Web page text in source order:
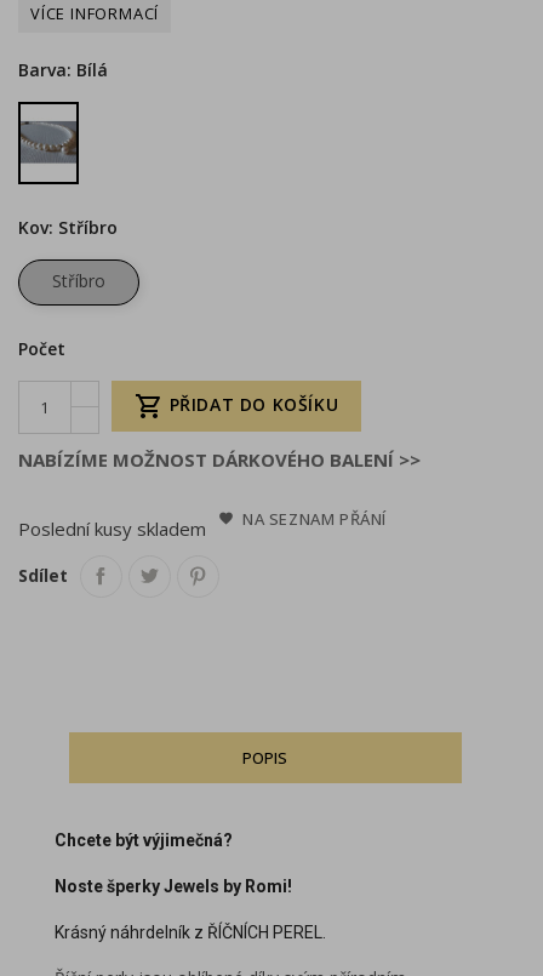
Barva: Bílá
Bílá
Kov: Stříbro
Stříbro
Počet
 PŘIDAT DO KOŠÍKU
NABÍZÍME MOŽNOST DÁRKOVÉHO BALENÍ >>
Poslední kusy skladem NA SEZNAM PŘÁNÍ
Sdílet
POPIS
Chcete být výjimečná?
Noste šperky Jewels by Romi!
Krásný náhrdelník z ŘÍČNÍCH PEREL.